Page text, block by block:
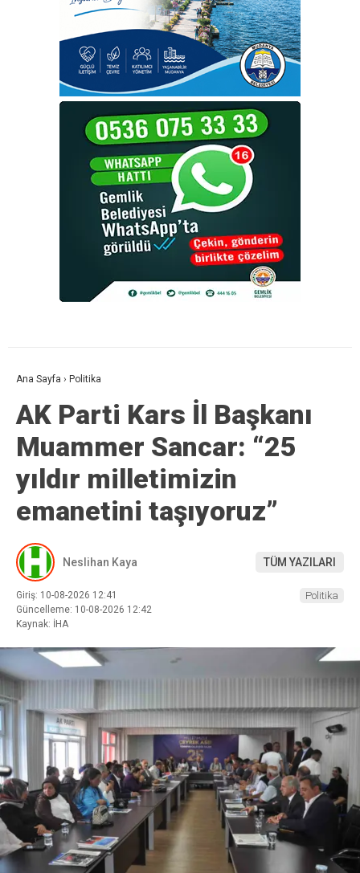
Ana Sayfa › Politika
AK Parti Kars İl Başkanı
Muammer Sancar: “25
yıldır milletimizin
emanetini taşıyoruz”
Neslihan Kaya TÜM YAZILARI
Giriş: 10-08-2026 12:41
Güncelleme: 10-08-2026 12:42
Kaynak: İHA
Politika